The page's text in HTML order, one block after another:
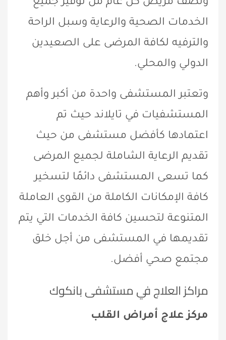
الخدمات الصحية والرعاية وسبل الراحة
والترفيه لكافة المرضى على الصعيدين
الدولي والمحلي.
وتعتبر المستشفى واحدة من أكبر وأهم
المستشفيات في تايلاند حيث تم
اعتمادها كأفضل مستشفى من حيث
تقديم الرعاية الشاملة لجميع المرضى
كما تسعى المستشفى دائمًا لتسخير
كافة الإمكانات الكاملة من القوى العاملة
المتنوعة لتحسين كافة الخدمات التي يتم
تقديمها في المستشفى من أجل خلق
مجتمع صحي أفضل.
مراكز العلاج في مستشفى بانكوك
مركز علاج أمراض القلب